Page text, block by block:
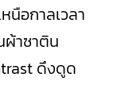
นือกาลเวลา
ผ้าซาติน
ดึงดูด